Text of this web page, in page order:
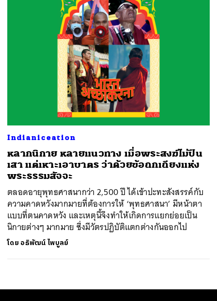
Indianiceation
หลากนิกาย หลายแนวทาง เมื่อพระสงฆ์ไม่ปีน
เสา แต่เหาะเอาบาตร ว่าด้วยข้อถกเถียงแห่ง
พระธรรมสัจจะ
ตลอดอายุพุทธศาสนากว่า 2,500 ปี ได้เข้าปะทะสังสรรค์กับ
ความคาดหวังมากมายที่ต้องการให้ ‘พุทธศาสนา’ มีหน้าตา
แบบที่ตนคาดหวัง และเหตุนี้จึงทำให้เกิดการแยกย่อยเป็น
นิกายต่างๆ มากมาย ซึ่งมีวัตรปฏิบัติแตกต่างกันออกไป
โดย อธิพัฒน์ ไพบูลย์
SHARE TWEET LINE EMAIL